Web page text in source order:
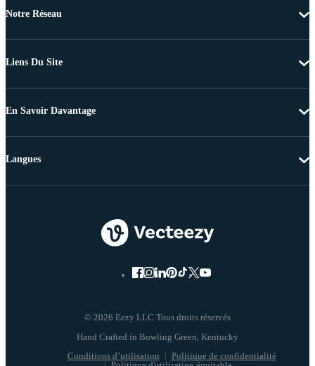
Notre Réseau
Liens Du Site
En Savoir Davantage
© 2026 Eezy LLC Tous droits réservés
Conditions d’utilisation
Politique de confidentialité
Langues